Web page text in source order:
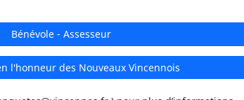
Bénévole - Assesseur
l'honneur des Nouveaux Vincennois